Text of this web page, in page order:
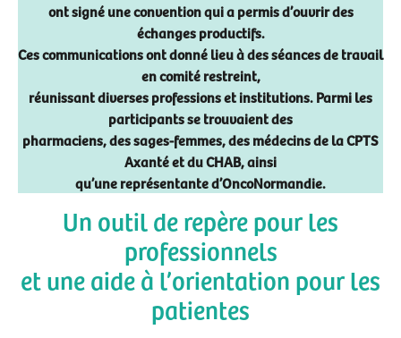
ont signé une convention qui a permis d’ouvrir des
échanges productifs.
Ces communications ont donné lieu à des séances de travail
en comité restreint,
réunissant diverses professions et institutions. Parmi les
participants se trouvaient des
pharmaciens, des sages-femmes, des médecins de la CPTS
Axanté et du CHAB, ainsi
qu’une représentante d’OncoNormandie.
Un outil de repère pour les
professionnels
et une aide à l’orientation pour les
patientes